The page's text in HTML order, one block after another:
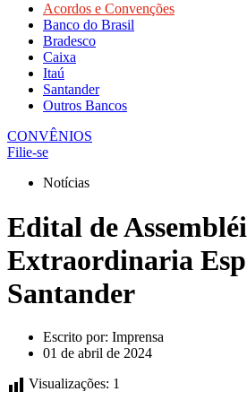
Acordos e Convenções
Banco do Brasil
Bradesco
Caixa
Itaú
Santander
Outros Bancos
CONVÊNIOS
Filie-se
Notícias
Edital de
Extraordinaria
Santander
Escrito por: Imprensa
01 de abril de 2024
Visualizações: 1